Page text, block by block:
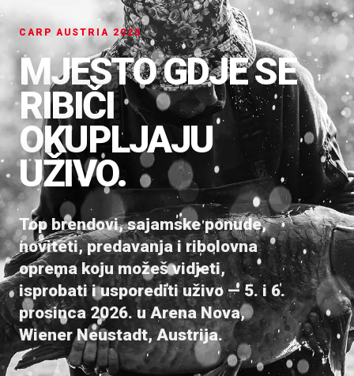
CARP AUSTRIA 2026
MJESTO GDJE SE
RIBIČI
OKUPLJAJU
UŽIVO.
Top brendovi, sajamske ponude,
noviteti, predavanja i ribolovna
oprema koju možeš vidjeti,
isprobati i usporediti uživo — 5. i 6.
prosinca 2026. u Arena Nova,
Wiener Neustadt, Austrija.